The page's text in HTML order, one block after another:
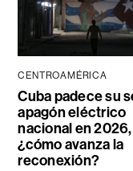
CENTROAMÉRICA
Cuba padece su
apagón eléctrico
nacional en 2026,
¿cómo avanza la
reconexión?